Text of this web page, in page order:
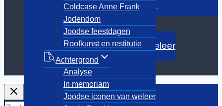
Coldcase Anne Frank
Jodendom
Joodse feestdagen
Roofkunst en restitutie
Achtergrond
Analyse
In memoriam
Joodse iconen van weleer
Achtergrond
Toggle
submenu
Analyse
In memoriam
Joodse iconen van weleer
Joods Den Haag
Reizen